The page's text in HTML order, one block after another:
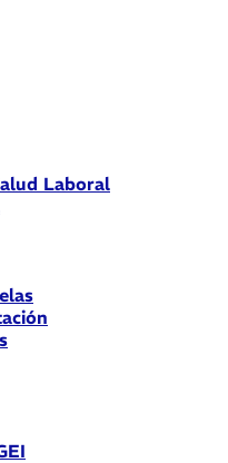
Laboral